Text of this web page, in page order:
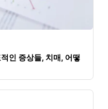
인 증상들, 치매, 어떻